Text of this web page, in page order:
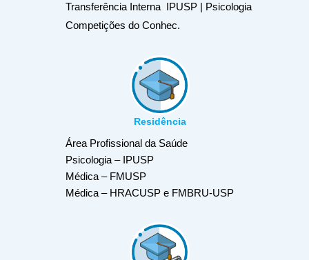
Transferência Interna IPUSP | Psicologia
Competições do Conhec.
Residência
Área Profissional da Saúde
Psicologia – IPUSP
Médica – FMUSP
Médica – HRACUSP e FMBRU-USP